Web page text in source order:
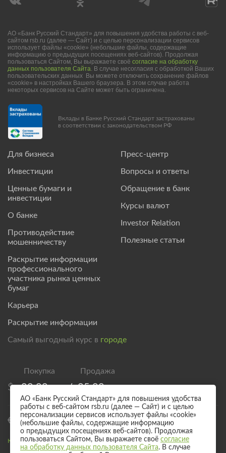
Для бизнеса
Инвестиции
Ценные бумаги и
инвестиции
О банке
Противодействие
мошенничеству
Раскрытие информации
профессионального
участника рынка ценных
бумаг
Карьера
Раскрытие информации
Пресс-центр
Вопросы и ответы
Обращение в банк
Курсы валют
Investor Relation
Полезные статьи
АО «Банк Русский Стандарт» для повышения удобства работы с веб-
сайтом rsb.ru (далее — Сайт) и с целью персонализации сервисов
использует файлы «cookie» (небольшие файлы, содержащие
информацию о предыдущих посещениях веб-сайтов). Продолжая
пользоваться Сайтом, Вы выражаете своё согласие на обработку
данных пользователя Сайта. В случае несогласия с обработкой Ваших
пользовательских данных Вы можете отключить сохранение файлов
«cookie» в настройках Вашего браузера. В этом случае работа
некоторых сервисов на Сайте может быть ограничена.
Вклады в Банке Русский Стандарт застрахованы
в соответствии с законодательством РФ
Самый выгодный курс в городе
$ 80,00 / 85,00
€ 92,50 / 97,50
Курс валют для безналичного обмена
АО «Банк Русский Стандарт» для повышения удобства
работы с веб-сайтом rsb.ru (далее — Сайт) и с целью
персонализации сервисов использует файлы «cookie»
(небольшие файлы, содержащие информацию
о предыдущих посещениях веб-сайтов). Продолжая
пользоваться Сайтом, Вы выражаете своё согласие
на обработку данных пользователя Сайта. В случае